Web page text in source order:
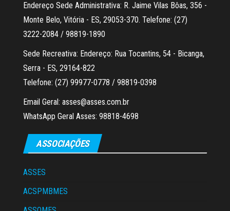
Endereço Sede Administrativa: R. Jaime Vilas Bôas, 356 -
Monte Belo, Vitória - ES, 29053-370. Telefone: (27)
3222-2084 / 98819-1890
Sede Recreativa: Endereço: Rua Tocantins, 54 - Bicanga,
Serra - ES, 29164-822
Telefone: (27) 99977-0778 / 98819-0398
Email Geral: asses@asses.com.br
WhatsApp Geral Asses: 98818-4698
ASSOCIAÇÕES
ASSES
ACSPMBMES